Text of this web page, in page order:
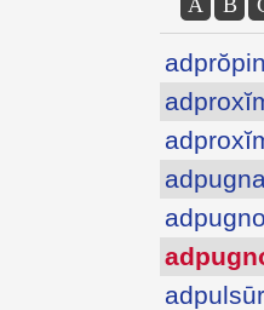
A B
adpugno